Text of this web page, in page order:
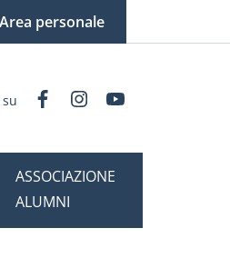
CURRENT LANGUAGE
Area personale
FacebookInstagram
ASSOCIAZIONE
ALUMNI